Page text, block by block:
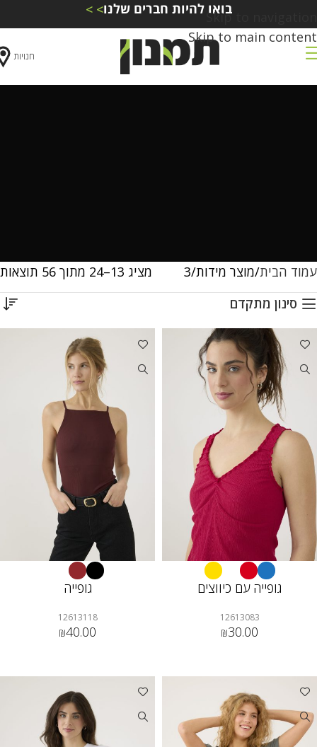
Skip to navigation
Skip to main content
> >בואו להיות חברים שלנו
חנויות
עמוד הבית מוצר מידות 3
מציג 13–24 מתוך 56 תוצאות
סינון מתקדם
גופייה עם כיווצים
12613083
₪30.00
גופייה
12613118
₪40.00